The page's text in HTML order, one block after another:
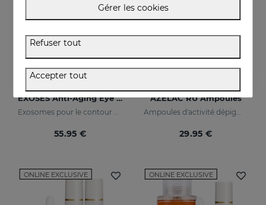
Acheter
EXOSES Anti-Aging Eye And Lip Contour
55.95 €
AZELAC RU Ampoules
29.95 €
ONLINE EXCLUSIVE ONLINE EXCLUSIVE
Gérer les cookies
Refuser tout
Accepter tout